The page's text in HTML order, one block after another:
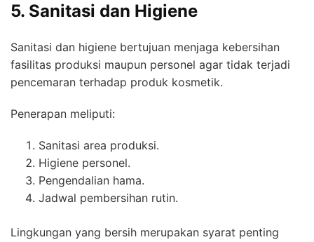
5. Sanitasi dan Higiene
Sanitasi dan higiene bertujuan menjaga kebersihan
fasilitas produksi maupun personel agar tidak terjadi
pencemaran terhadap produk kosmetik.
Penerapan meliputi:
Sanitasi area produksi.
Higiene personel.
Pengendalian hama.
Jadwal pembersihan rutin.
Lingkungan yang bersih merupakan syarat penting